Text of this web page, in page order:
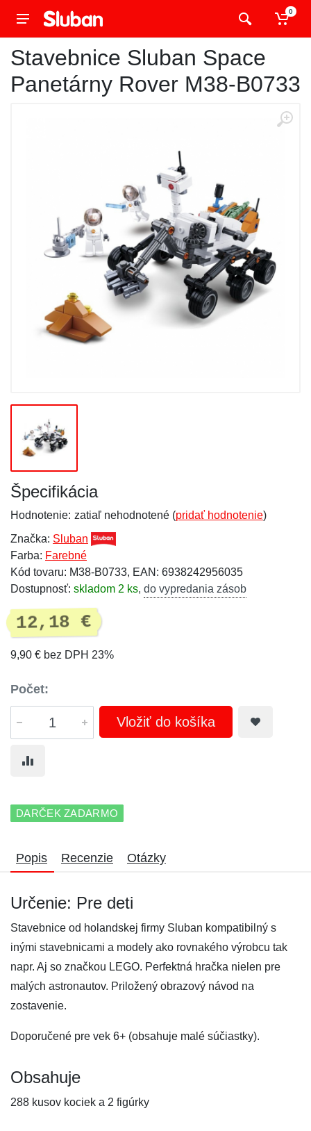
0
Stavebnice Sluban Space
Panetárny Rover M38-B0733
Špecifikácia
Hodnotenie: zatiaľ nehodnotené (pridať hodnotenie)
Značka: Sluban
Farba: Farebné
Kód tovaru: M38-B0733, EAN: 6938242956035
Dostupnosť: skladom 2 ks, do vypredania zásob
12,18 €
9,90 € bez DPH 23%
Počet:
Vložiť do košíka
DARČEK ZADARMO
Popis Recenzie Otázky
Určenie: Pre deti
Stavebnice od holandskej firmy Sluban kompatibilný s
inými stavebnicami a modely ako rovnakého výrobcu tak
napr. Aj so značkou LEGO. Perfektná hračka nielen pre
malých astronautov. Priložený obrazový návod na
zostavenie.
Doporučené pre vek 6+ (obsahuje malé súčiastky).
Obsahuje
288 kusov kociek a 2 figúrky